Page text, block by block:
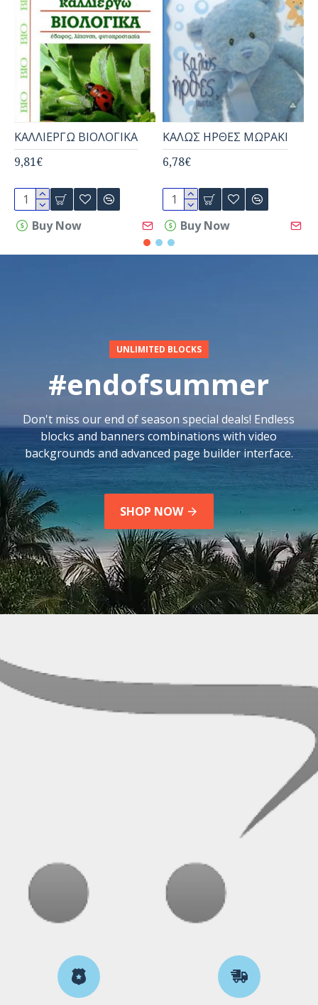
ΚΑΛΛΙΕΡΓΩ ΒΙΟΛΟΓΙΚΑ
9,81€
Buy Now
ΚΑΛΩΣ ΗΡΘΕΣ ΜΩΡΑΚΙ
6,78€
Buy Now
UNLIMITED BLOCKS
#endofsummer
Don't miss our end of season special deals! Endless
blocks and banners combinations with video
backgrounds and advanced page builder interface.
SHOP NOW